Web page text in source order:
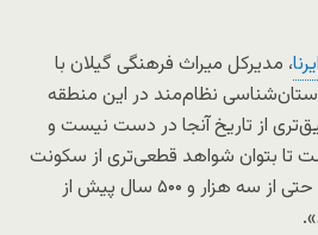
ایرنا، مدیرکل میراث فرهنگی گیلان با
نظام‌مند در این منطقه
از تاریخ آنجا در دست نیست و
تا بتوان شواهد قطعی‌تری از سکونت
انسان در جلگه‌های گیلان، حتی از سه‌ هزار و ۵۰۰ سال پیش از